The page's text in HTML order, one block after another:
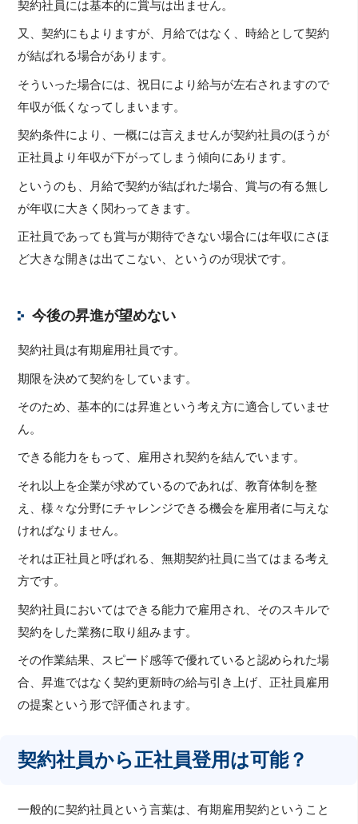
契約社員には基本的に賞与は出ません。
又、契約にもよりますが、月給ではなく、時給として契約
が結ばれる場合があります。
そういった場合には、祝日により給与が左右されますので
年収が低くなってしまいます。
契約条件により、一概には言えませんが契約社員のほうが
正社員より年収が下がってしまう傾向にあります。
というのも、月給で契約が結ばれた場合、賞与の有る無し
が年収に大きく関わってきます。
正社員であっても賞与が期待できない場合には年収にさほ
ど大きな開きは出てこない、というのが現状です。
今後の昇進が望めない
契約社員は有期雇用社員です。
期限を決めて契約をしています。
そのため、基本的には昇進という考え方に適合していませ
ん。
できる能力をもって、雇用され契約を結んでいます。
それ以上を企業が求めているのであれば、教育体制を整
え、様々な分野にチャレンジできる機会を雇用者に与えな
ければなりません。
それは正社員と呼ばれる、無期契約社員に当てはまる考え
方です。
契約社員においてはできる能力で雇用され、そのスキルで
契約をした業務に取り組みます。
その作業結果、スピード感等で優れていると認められた場
合、昇進ではなく契約更新時の給与引き上げ、正社員雇用
の提案という形で評価されます。
契約社員から正社員登用は可能？
一般的に契約社員という言葉は、有期雇用契約ということ